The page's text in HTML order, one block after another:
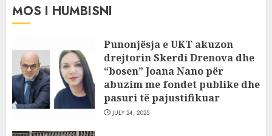
MOS I HUMBISNI
Punonjësja e UKT akuzon
drejtorin Skerdi Drenova dhe
“bosen” Joana Nano për
abuzim me fondet publike dhe
pasuri të pajustifikuar
JULY 24, 2025